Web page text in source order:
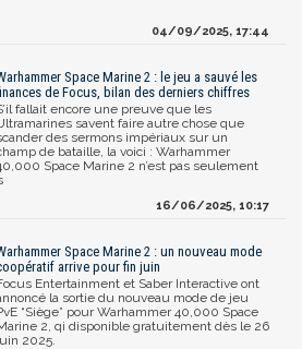
04/09/2025, 17:44
Space Marine 2 : le jeu a sauvé les
de Focus, bilan des derniers chiffres
fallait encore une preuve que les
savent faire autre chose que
des sermons impériaux sur un
de bataille, la voici : Warhammer
Space Marine 2 n’est pas seulement
16/06/2025, 10:17
Space Marine 2 : un nouveau mode
arrive pour fin juin
Entertainment et Saber Interactive ont
la sortie du nouveau mode de jeu
“Siège” pour Warhammer 40,000 Space
2, qi disponible gratuitement dès le 26
2025.